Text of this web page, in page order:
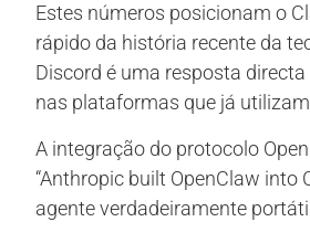
Estes números posicionam o
rápido da história recente da
Discord é uma resposta
nas plataformas que já
A integração do protocolo
“Anthropic built OpenClaw into
agente verdadeiramente